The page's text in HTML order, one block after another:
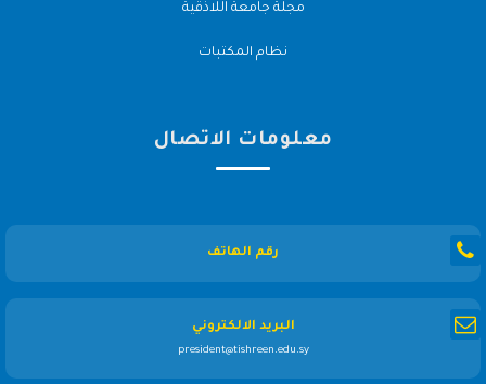
مجلة جامعة اللاذقية
نظام المكتبات
معلومات الاتصال
رقم الهاتف
البريد الالكتروني
president@tishreen.edu.sy